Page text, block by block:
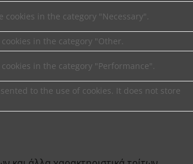
cookies in the category "Necessary".
in the category "Other.
in the category "Performance".
to the use of cookies. It does not store